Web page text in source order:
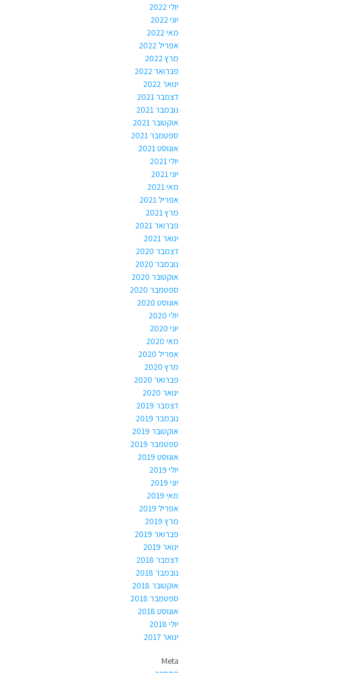
יולי 2022
יוני 2022
מאי 2022
אפריל 2022
מרץ 2022
פברואר 2022
ינואר 2022
דצמבר 2021
נובמבר 2021
אוקטובר 2021
ספטמבר 2021
אוגוסט 2021
יולי 2021
יוני 2021
מאי 2021
אפריל 2021
מרץ 2021
פברואר 2021
ינואר 2021
דצמבר 2020
נובמבר 2020
אוקטובר 2020
ספטמבר 2020
אוגוסט 2020
יולי 2020
יוני 2020
מאי 2020
אפריל 2020
מרץ 2020
פברואר 2020
ינואר 2020
דצמבר 2019
נובמבר 2019
אוקטובר 2019
ספטמבר 2019
אוגוסט 2019
יולי 2019
יוני 2019
מאי 2019
אפריל 2019
מרץ 2019
פברואר 2019
ינואר 2019
דצמבר 2018
נובמבר 2018
אוקטובר 2018
ספטמבר 2018
אוגוסט 2018
יולי 2018
ינואר 2017
Meta